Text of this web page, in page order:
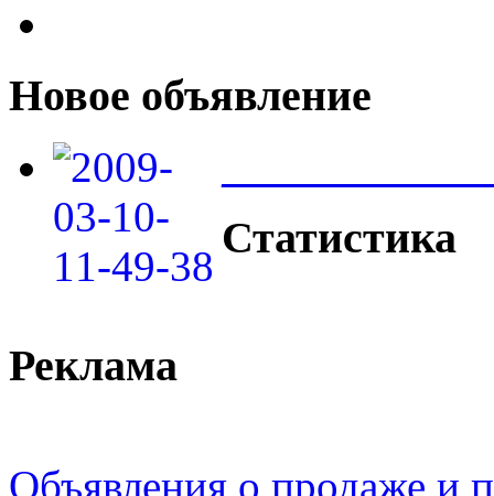
Новое объявление
Статистика
Реклама
Объявления о продаже и